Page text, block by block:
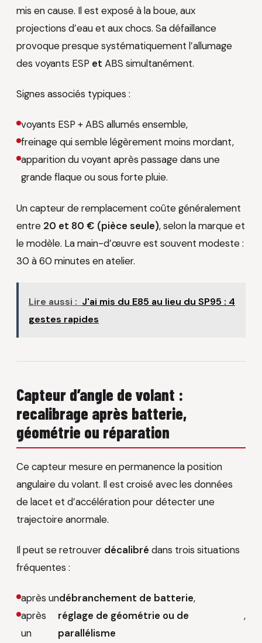
mis en cause. Il est exposé à la boue, aux
projections d’eau et aux chocs. Sa défaillance
provoque presque systématiquement l’allumage
des voyants ESP et ABS simultanément.
Signes associés typiques :
voyants ESP + ABS allumés ensemble,
freinage qui semble légèrement moins mordant,
apparition du voyant après passage dans une
grande flaque ou sous forte pluie.
Un capteur de remplacement coûte généralement
entre 20 et 80 € (pièce seule), selon la marque et
le modèle. La main-d’œuvre est souvent modeste :
30 à 60 minutes en atelier.
Lire aussi : J'ai mis du E85 au lieu du SP95 : 4
gestes rapides
Capteur d’angle de volant :
recalibrage après batterie,
géométrie ou réparation
Ce capteur mesure en permanence la position
angulaire du volant. Il est croisé avec les données
de lacet et d’accélération pour détecter une
trajectoire anormale.
Il peut se retrouver décalibré dans trois situations
fréquentes :
après undébranchement de batterie,
après
un
réglage de géométrie ou de
parallélisme
,